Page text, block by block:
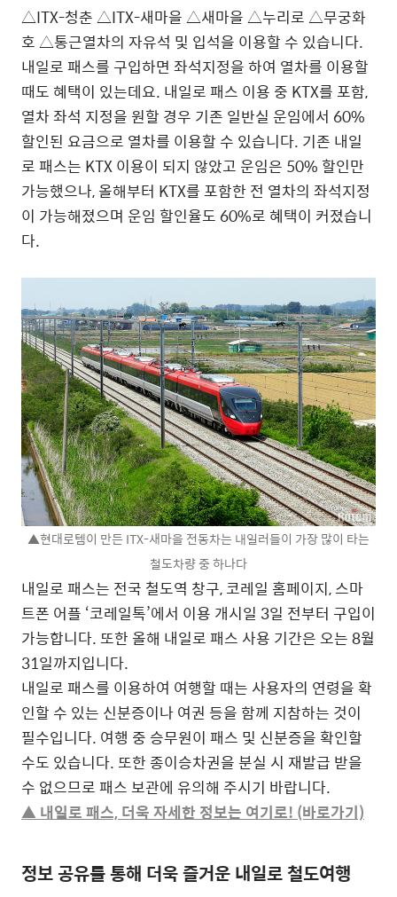
△ITX-청춘 △ITX-새마을 △새마을 △누리로 △무궁화
호 △통근열차의 자유석 및 입석을 이용할 수 있습니다.
내일로 패스를 구입하면 좌석지정을 하여 열차를 이용할
때도 혜택이 있는데요. 내일로 패스 이용 중 KTX를 포함,
열차 좌석 지정을 원할 경우 기존 일반실 운임에서 60%
할인된 요금으로 열차를 이용할 수 있습니다. 기존 내일
로 패스는 KTX 이용이 되지 않았고 운임은 50% 할인만
가능했으나, 올해부터 KTX를 포함한 전 열차의 좌석지정
이 가능해졌으며 운임 할인율도 60%로 혜택이 커졌습니
다.
▲현대로템이 만든 ITX-새마을 전동차는 내일러들이 가장 많이 타는
철도차량 중 하나다
내일로 패스는 전국 철도역 창구, 코레일 홈페이지, 스마
트폰 어플 ‘코레일톡’에서 이용 개시일 3일 전부터 구입이
가능합니다. 또한 올해 내일로 패스 사용 기간은 오는 8월
31일까지입니다.
내일로 패스를 이용하여 여행할 때는 사용자의 연령을 확
인할 수 있는 신분증이나 여권 등을 함께 지참하는 것이
필수입니다. 여행 중 승무원이 패스 및 신분증을 확인할
수도 있습니다. 또한 종이승차권을 분실 시 재발급 받을
수 없으므로 패스 보관에 유의해 주시기 바랍니다.
▲ 내일로 패스, 더욱 자세한 정보는 여기로! (바로가기)
정보 공유를 통해 더욱 즐거운 내일로 철도여행